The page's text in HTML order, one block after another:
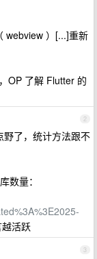
webview ）[...]重新
OP 了解 Flutter 的
2
了，统计方法跟不
数量：
活跃
3